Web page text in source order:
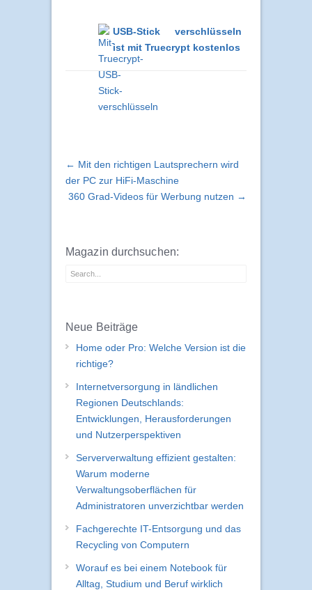
USB-Stick verschlüsseln
ist mit Truecrypt kostenlos
← Mit den richtigen Lautsprechern wird
der PC zur HiFi-Maschine
360 Grad-Videos für Werbung nutzen →
Magazin durchsuchen:
Neue Beiträge
Home oder Pro: Welche Version ist die
richtige?
Internetversorgung in ländlichen
Regionen Deutschlands:
Entwicklungen, Herausforderungen
und Nutzerperspektiven
Serververwaltung effizient gestalten:
Warum moderne
Verwaltungsoberflächen für
Administratoren unverzichtbar werden
Fachgerechte IT-Entsorgung und das
Recycling von Computern
Worauf es bei einem Notebook für
Alltag, Studium und Beruf wirklich